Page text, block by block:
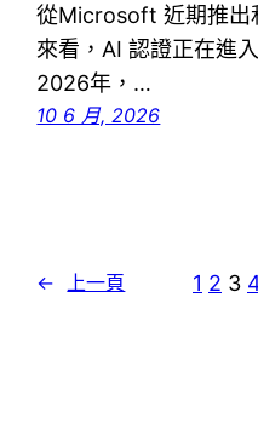
從Microsoft 近期推出
來看，AI 認證正在進
2026年，…
10 6 月, 2026
← 上一頁 1 2 3